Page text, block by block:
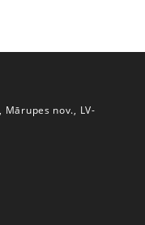
nov., LV-